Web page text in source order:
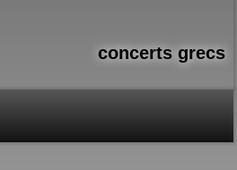
concerts grecs